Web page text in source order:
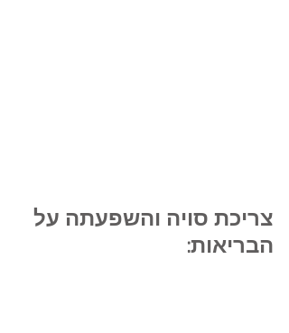
צריכת סויה והשפעתה על
הבריאות: